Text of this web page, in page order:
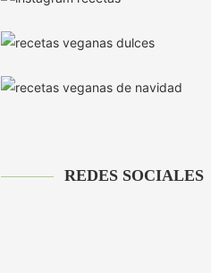
REDES SOCIALES